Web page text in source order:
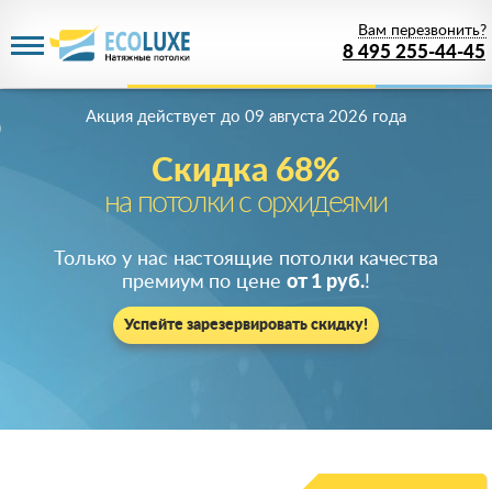
8 495 255-44-45
Вам перезвонить?
Скидка 68%
на потолки с орхидеями
Акция действует до 09 августа 2026 года
Только у нас настоящие потолки качества
премиум по цене от 1 руб.!
Успейте зарезервировать скидку!